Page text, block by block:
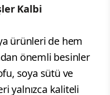
Kalbi
ürünleri de hem
önemli besinler
soya sütü ve
yalnızca kaliteli